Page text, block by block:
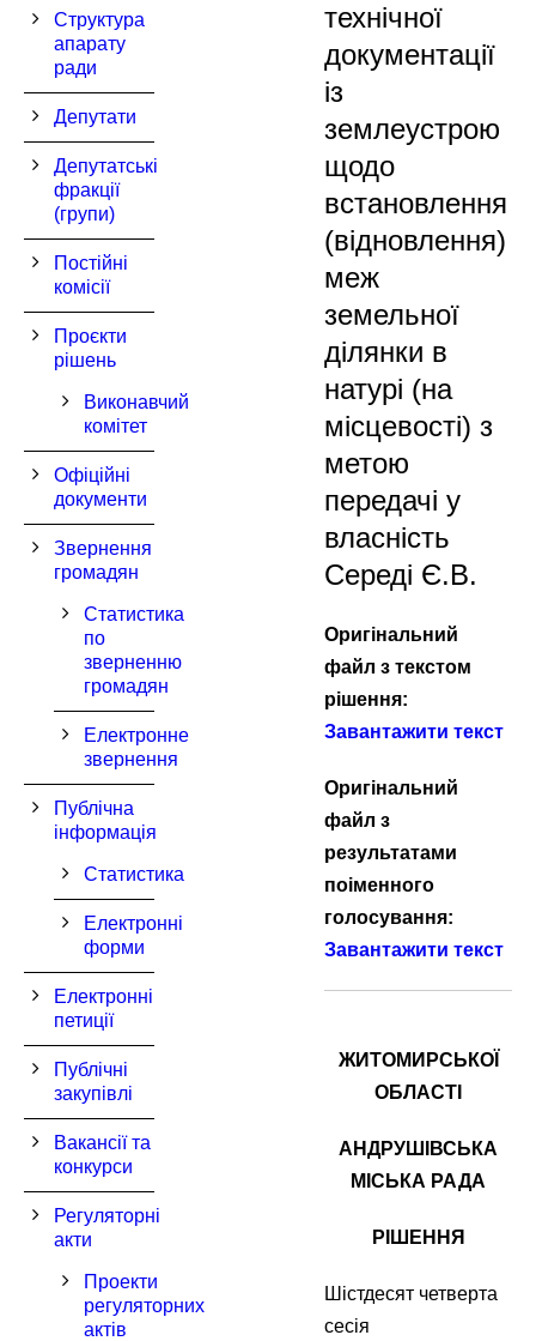
технічної
документації
із
землеустрою
щодо
встановлення
(відновлення)
меж
земельної
ділянки в
натурі (на
місцевості) з
метою
передачі у
власність
Середі Є.В.
Оригінальний
файл з текстом
рішення:
Завантажити текст
Оригінальний
файл з
результатами
поіменного
голосування:
Завантажити текст
ЖИТОМИРСЬКОЇ
ОБЛАСТІ
АНДРУШІВСЬКА
МІСЬКА РАДА
РІШЕННЯ
Шістдесят четверта
Структура
апарату
ради
Депутати
Депутатські
фракції
(групи)
Постійні
комісії
Проєкти
рішень
Виконавчий
комітет
Офіційні
документи
Звернення
громадян
Статистика
по
зверненню
громадян
Електронне
звернення
Публічна
інформація
Статистика
Електронні
форми
Електронні
петиції
Публічні
закупівлі
Вакансії та
конкурси
Регуляторні
акти
Проекти
регуляторних
актів